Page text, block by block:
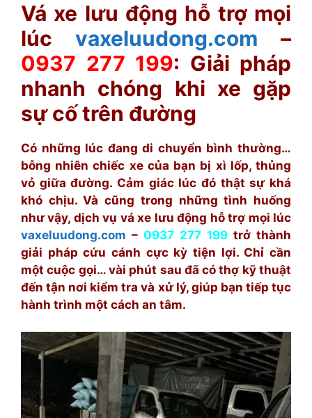
Vá xe lưu động hỗ trợ mọi
lúc vaxeluudong.com –
0937 277 199: Giải pháp
nhanh chóng khi xe gặp
sự cố trên đường
Có những lúc đang di chuyển bình thường…
bỗng nhiên chiếc xe của bạn bị xì lốp, thủng
vỏ giữa đường. Cảm giác lúc đó thật sự khá
khó chịu. Và cũng trong những tình huống
như vậy, dịch vụ vá xe lưu động hỗ trợ mọi lúc
vaxeluudong.com – 0937 277 199 trở thành
giải pháp cứu cánh cực kỳ tiện lợi. Chỉ cần
một cuộc gọi… vài phút sau đã có thợ kỹ thuật
đến tận nơi kiểm tra và xử lý, giúp bạn tiếp tục
hành trình một cách an tâm.